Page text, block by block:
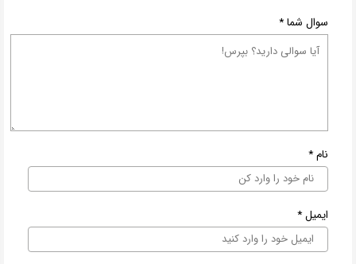
سوال شما*
نام*
ایمیل*